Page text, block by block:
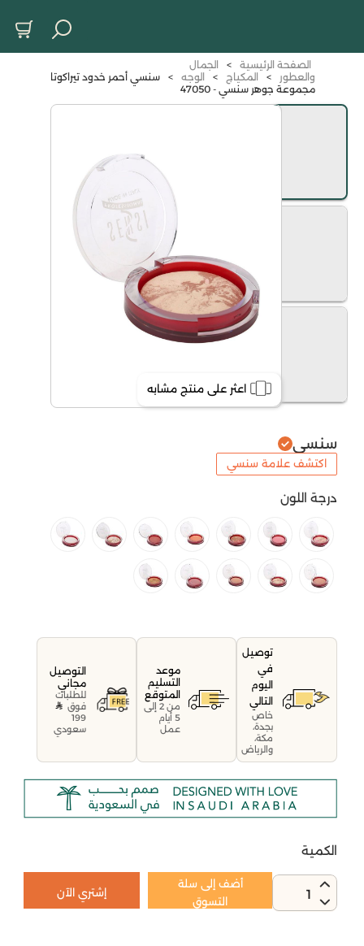
الصفحة الرئيسية >
الجمال
والعطور
> المكياج > الوجه >
سنسي أحمر خدود تيراكوتا
مجموعة جوهر سنسي - 47050
اعثر على منتج مشابه
سنسي
اكتشف علامة سنسي
درجة اللون
توصيل
في
اليوم
التالي
خاص
بجدة،
مكة،
والرياض
موعد
التسليم
المتوقع
من 2 إلى
5 أيام
عمل
التوصيل
مجاني
للطلبات
فوق
199
سعودي
الكمية
1
أضف إلى سلة
التسوق
إشتري الآن